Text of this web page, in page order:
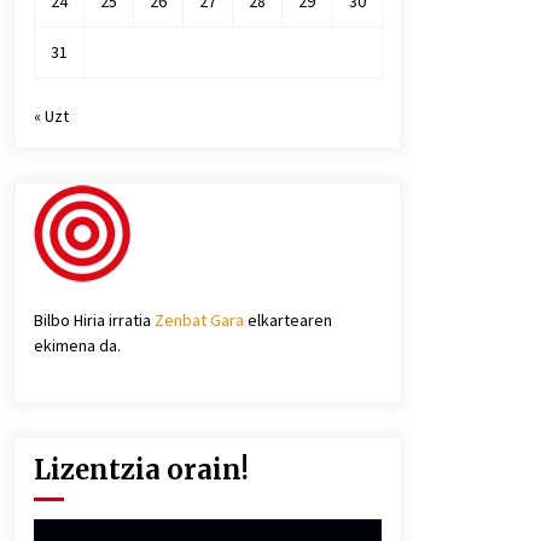
31
« Uzt
Bilbo Hiria irratia Zenbat Gara elkartearen
ekimena da.
Lizentzia orain!